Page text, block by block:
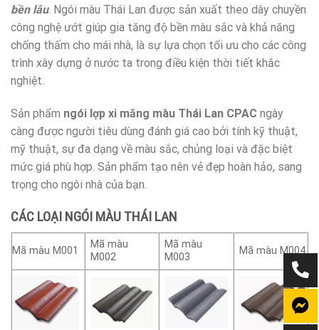
bền lâu. Ngói màu Thái Lan được sản xuất theo dây chuyền
công nghệ ướt giúp gia tăng độ bền màu sắc và khả năng
chống thấm cho mái nhà, là sự lựa chọn tối ưu cho các công
trình xây dựng ở nước ta trong điều kiện thời tiết khắc
nghiệt.
Sản phẩm ngói lợp xi măng màu Thái Lan CPAC ngày
càng được người tiêu dùng đánh giá cao bởi tính kỹ thuật,
mỹ thuật, sự đa dạng về màu sắc, chủng loại và đặc biệt
mức giá phù hợp. Sản phẩm tạo nên vẻ đẹp hoàn hảo, sang
trọng cho ngôi nhà của bạn.
CÁC LOẠI NGÓI MÀU THÁI LAN
Mã màu M001
Mã màu
M002
Mã màu
M003
Mã màu M004